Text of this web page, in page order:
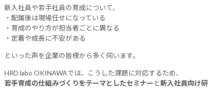
新入社員や若手社員の育成について、
・配属後は現場任せになっている
・育成のやり方が担当者ごとに異なる
・定着や成長に不安がある
といった声を企業の皆様から多く伺います。
HRD labo OKINAWAでは、こうした課題に対応するため、
若手育成の仕組みづくりをテーマとしたセミナー と新入社員向け研